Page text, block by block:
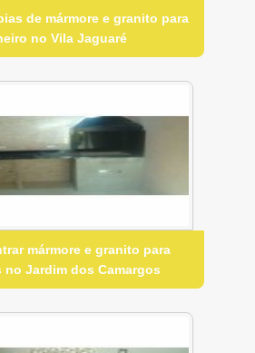
de mármore e granito para
no Vila Jaguaré
mármore e granito para
no Jardim dos Camargos